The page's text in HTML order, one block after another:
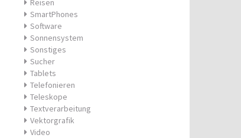
Reisen
SmartPhones
Software
Sonnensystem
Sonstiges
Sucher
Tablets
Telefonieren
Teleskope
Textverarbeitung
Vektorgrafik
Video